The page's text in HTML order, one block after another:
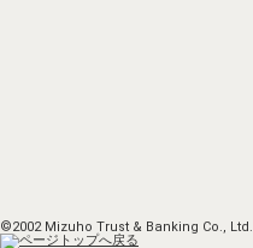
©2002 Mizuho Trust & Banking Co., Ltd.